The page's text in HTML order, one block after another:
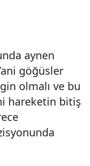
aynen
göğüsler
olmalı ve bu
hareketin bitiş